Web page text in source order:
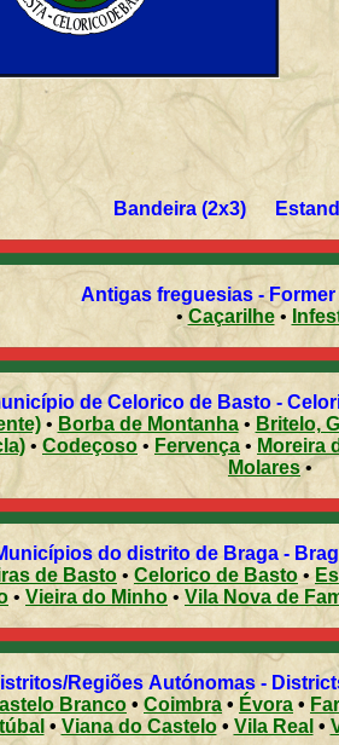
Antigas freguesias -
• Caçarilhe•
de Celorico de Basto -
• Borba de Montanha• Britelo,
• Codeçoso • Fervença • Moreira
Molares•
do distrito de Braga -
de Basto • Celorico de Basto•
• Vieira do Minho • Vila Nova de
Distritos/Regiões
Branco • Coimbra • Évora •
•Viana do Castelo• Vila Real •